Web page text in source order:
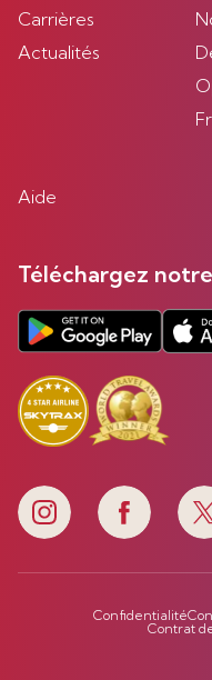
Carrières
Actualités
Aide
Téléchargez
Confidentialité
Contrat